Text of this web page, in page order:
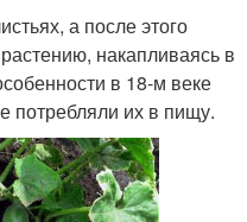
а после этого
накапливаясь в
в 18-м веке
потребляли их в пищу.